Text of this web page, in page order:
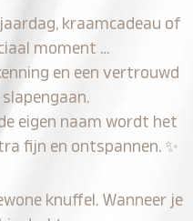
kraamcadeau of
moment …
en een vertrouwd
eigen naam wordt het
fijn en ontspannen. ✨
knuffel. Wanneer je